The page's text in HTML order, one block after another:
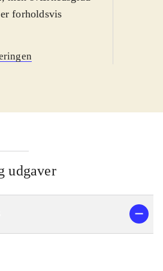
forholdsvis
sig ud på en
no Kuni. På
og flere af
allierede. De
udforsker
lærer ham
vil gøre ham
hans
udgaver